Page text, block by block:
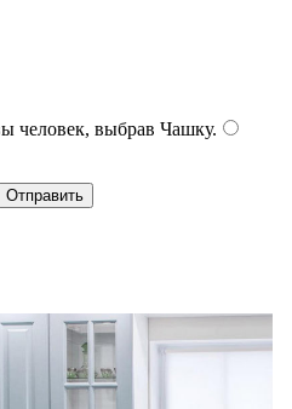
человек, выбрав Чашку.